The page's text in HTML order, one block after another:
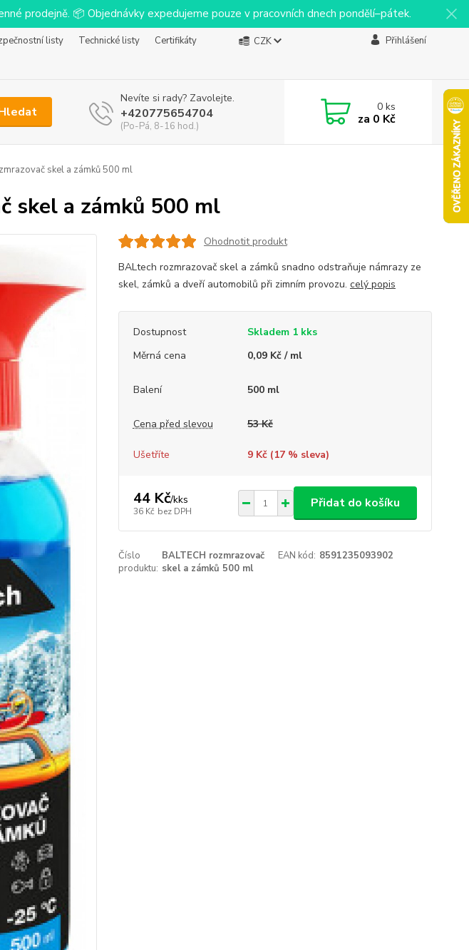
prodejně. 📦 Objednávky expedujeme pouze v pracovních dnech pondělí–pátek.
listy Technické listy
Certifikáty
CZK Přihlášení
Nevíte si rady? Zavolejte.
+420775654704
(Po-Pá, 8-16 hod.)
0ks
za 0 Kč
skel a zámků 500 ml
skel a zámků 500 ml
Ohodnotit produkt
BALtech rozmrazovač skel a zámků snadno odstraňuje námrazy ze
skel, zámků a dveří automobilů při zimním provozu. celý popis
Dostupnost
Skladem 1 kks
Měrná cena
0,09 Kč / ml
Balení 500 ml
Cena před slevou 53 Kč
Ušetříte 9 Kč (17% sleva)
44 Kč/kks
36 Kč bez DPH
Přidat do košíku
Číslo
produktu:
BALTECH rozmrazovač
skel a zámků 500 ml
EAN kód: 8591235093902